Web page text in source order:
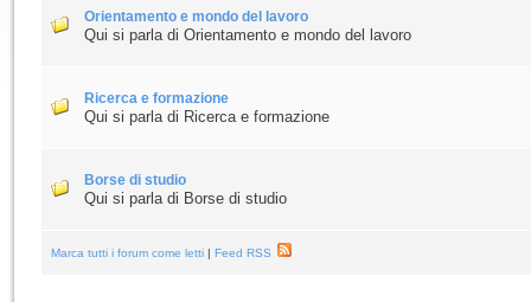
Orientamento e mondo del lavoro
Qui si parla di Orientamento e mondo del lavoro
Ricerca e formazione
Qui si parla di Ricerca e formazione
Borse di studio
Qui si parla di Borse di studio
Marca tutti i forum come letti | Feed RSS